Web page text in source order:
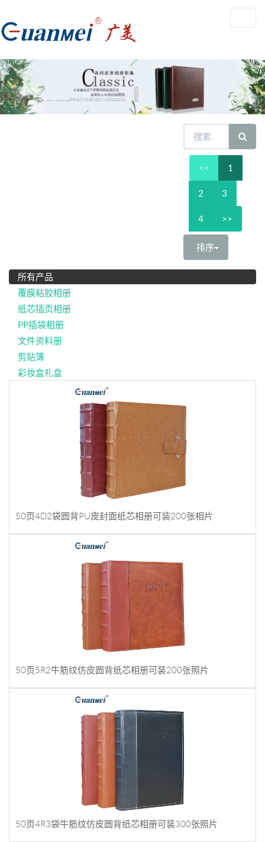
<< 1
2 3
4 >>
排序
所有产品
覆膜粘胶相册
纸芯插页相册
PP插袋相册
文件资料册
剪贴簿
彩妆盒礼盒
50页4D2袋圆背PU皮封面纸芯相册可装200张相片
50页5R2牛筋纹仿皮圆背纸芯相册可装200张照片
50页4R3袋牛筋纹仿皮圆背纸芯相册可装300张照片